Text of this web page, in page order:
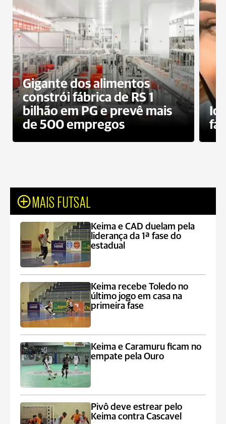
Gigante dos alimentos
constrói fábrica de RS 1
bilhão em PG e prevê mais
de 500 empregos
MAIS FUTSAL
Keima e CAD duelam pela
liderança da 1ª fase do
estadual
Keima recebe Toledo no
último jogo em casa na
primeira fase
Keima e Caramuru ficam no
empate pela Ouro
Pivô deve estrear pelo
Keima contra Cascavel